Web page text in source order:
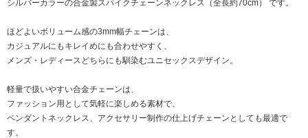
シルバーカラーの合金製スパイクチェーンネックレス（全長約70cm） です。
ほどよいボリューム感の3mm幅チェーンは、
カジュアルにもキレイめにも合わせやすく、
メンズ・レディースどちらにも馴染むユニセックスデザイン。
軽量で扱いやすい合金チェーンは、
ファッション用として気軽に楽しめる素材で、
ペンダントネックレス、アクセサリー制作の仕上げチェーンとしても最適で
す。